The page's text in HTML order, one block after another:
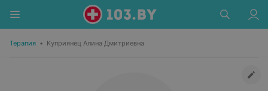
Терапия • Куприянец Алина Дмитриевна